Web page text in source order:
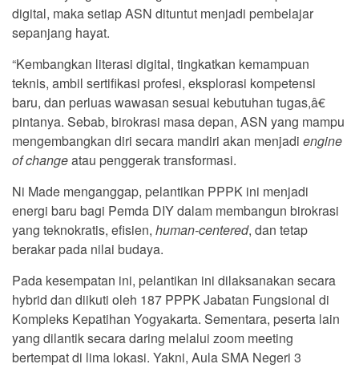
digital, maka setiap ASN dituntut menjadi pembelajar
sepanjang hayat.
“Kembangkan literasi digital, tingkatkan kemampuan
teknis, ambil sertifikasi profesi, eksplorasi kompetensi
baru, dan perluas wawasan sesuai kebutuhan tugas,â€
pintanya. Sebab, birokrasi masa depan, ASN yang mampu
mengembangkan diri secara mandiri akan menjadi engine
of changeatau penggerak transformasi.
Ni Made menganggap, pelantikan PPPK ini menjadi
energi baru bagi Pemda DIY dalam membangun birokrasi
yang teknokratis, efisien, human-centered, dan tetap
berakar pada nilai budaya.
Pada kesempatan ini, pelantikan ini dilaksanakan secara
hybrid dan diikuti oleh 187 PPPK Jabatan Fungsional di
Kompleks Kepatihan Yogyakarta. Sementara, peserta lain
yang dilantik secara daring melalui zoom meeting
bertempat di lima lokasi. Yakni, Aula SMA Negeri 3